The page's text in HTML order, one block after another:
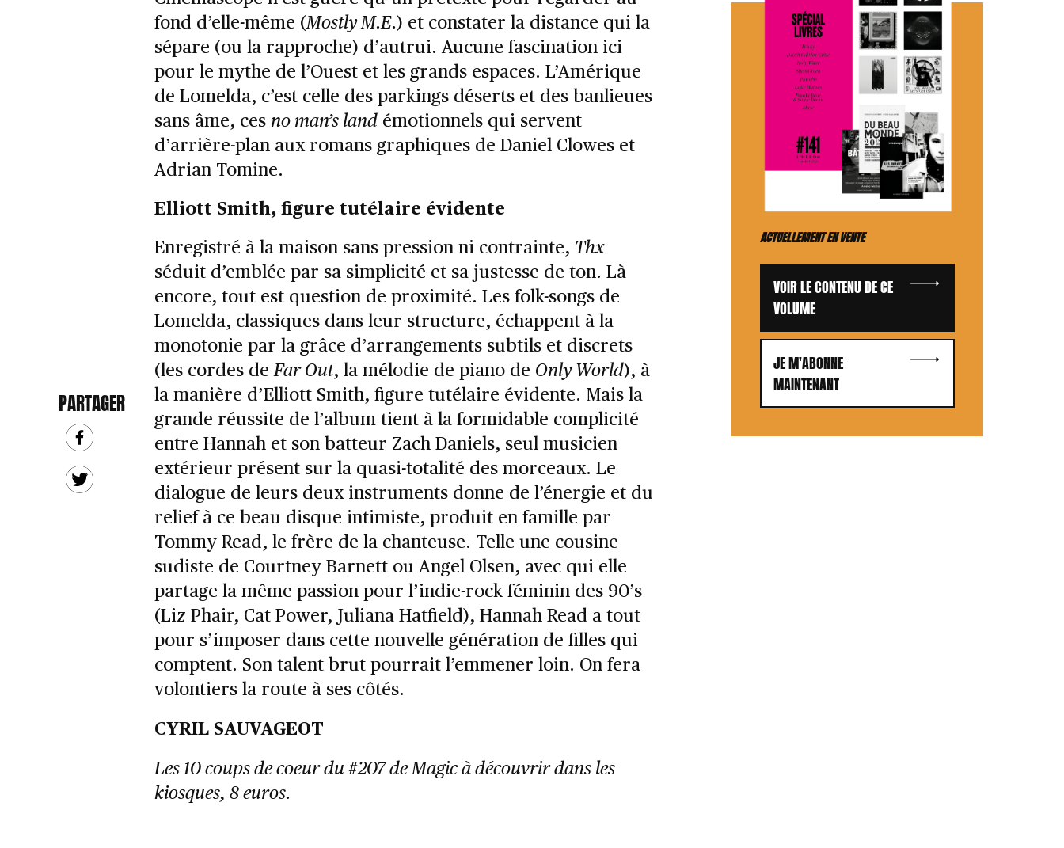
PARTAGER
fond d’elle-même (Mostly M.E.) et constater la distance qui la
sépare (ou la rapproche) d’autrui. Aucune fascination ici
pour le mythe de l’Ouest et les grands espaces. L’Amérique
de Lomelda, c’est celle des parkings déserts et des banlieues
sans âme, ces no man’s landémotionnels qui servent
d’arrière-plan aux romans graphiques de Daniel Clowes et
Adrian Tomine.
Elliott Smith, figure tutélaire évidente
Enregistré à la maison sans pression ni contrainte, Thx
séduit d’emblée par sa simplicité et sa justesse de ton. Là
encore, tout est question de proximité. Les folk-songs de
Lomelda, classiques dans leur structure, échappent à la
monotonie par la grâce d’arrangements subtils et discrets
(les cordes deFar Out, la mélodie de piano de Only World), à
la manière d’Elliott Smith, figure tutélaire évidente. Mais la
grande réussite de l’album tient à la formidable complicité
entre Hannah et son batteur Zach Daniels, seul musicien
extérieur présent sur la quasi-totalité des morceaux. Le
dialogue de leurs deux instruments donne de l’énergie et du
relief à ce beau disque intimiste, produit en famille par
Tommy Read, le frère de la chanteuse. Telle une cousine
sudiste de Courtney Barnett ou Angel Olsen, avec qui elle
partage la même passion pour l’indie-rock féminin des 90’s
(Liz Phair, Cat Power, Juliana Hatfield), Hannah Read a tout
pour s’imposer dans cette nouvelle génération de filles qui
comptent. Son talent brut pourrait l’emmener loin. On fera
volontiers la route à ses côtés.
CYRIL SAUVAGEOT
Les 10 coups de coeur du #207 de Magicà découvrir dans les
kiosques, 8 euros.
ACTUELLEMENT EN VENTE
VOIR LE CONTENU DE CE
VOLUME
JE M'ABONNE
MAINTENANT